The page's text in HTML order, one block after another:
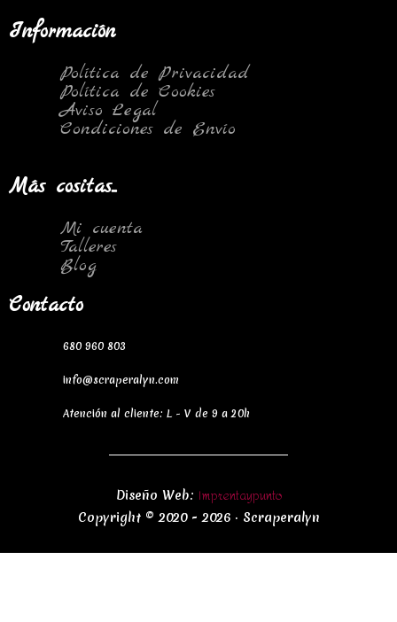
Información
Política de Privacidad
Política de Cookies
Aviso Legal
Condiciones de Envío
Más cositas...
Mi cuenta
Talleres
Blog
Contacto
680 960 803
info@scraperalyn.com
Atención al cliente: L - V de 9 a 20h
Diseño Web: Imprentaypunto
Copyright © 2020 - 2026 · Scraperalyn